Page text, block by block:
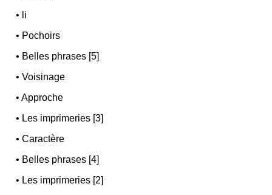
• li
• Pochoirs
• Belles phrases [5]
•Voisinage
•Approche
• Les imprimeries [3]
•Caractère
• Belles phrases [4]
• Les imprimeries [2]